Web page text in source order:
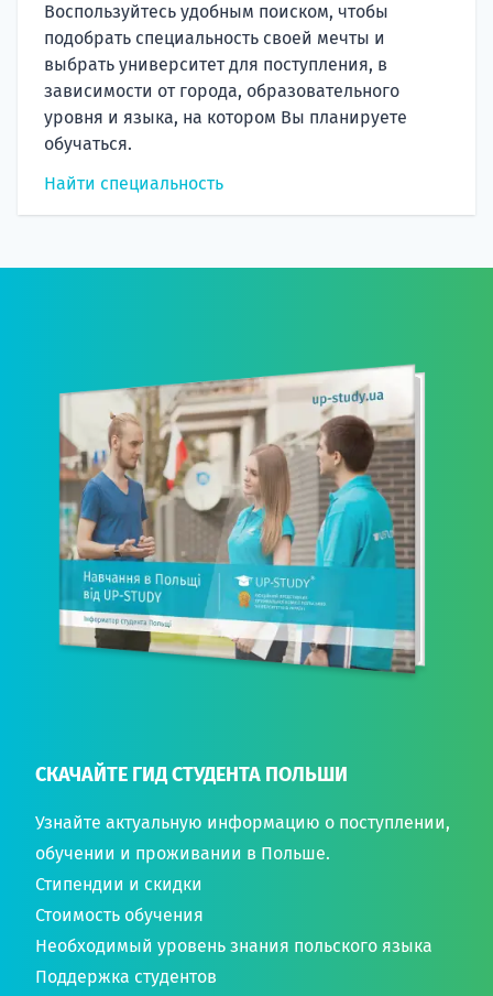
Воспользуйтесь удобным поиском, чтобы
подобрать специальность своей мечты и
выбрать университет для поступления, в
зависимости от города, образовательного
уровня и языка, на котором Вы планируете
обучаться.
Найти специальность
СКАЧАЙТЕ ГИД СТУДЕНТА ПОЛЬШИ
Узнайте актуальную информацию о поступлении,
обучении и проживании в Польше.
Стипендии и скидки
Стоимость обучения
Необходимый уровень знания польского языка
Поддержка студентов